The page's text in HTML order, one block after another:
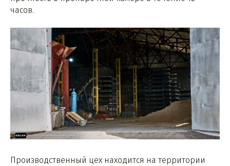
часов.
Производственный цех находится на территории